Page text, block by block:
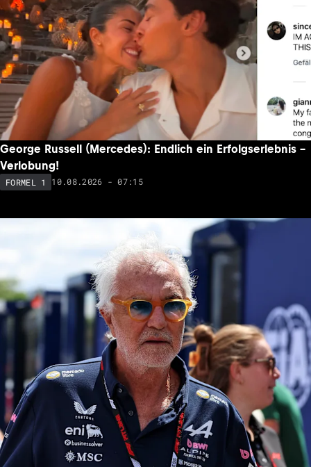
George Russell (Mercedes): Endlich ein Erfolgserlebnis –
Verlobung!
FORMEL 1 10.08.2026 - 07:15